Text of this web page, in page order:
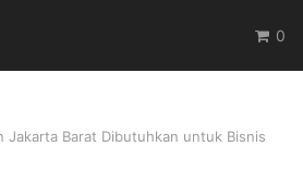
0
Jakarta Barat Dibutuhkan untuk Bisnis